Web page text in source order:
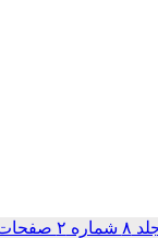
۲ صفحات ۱۳۶-۱۲۷